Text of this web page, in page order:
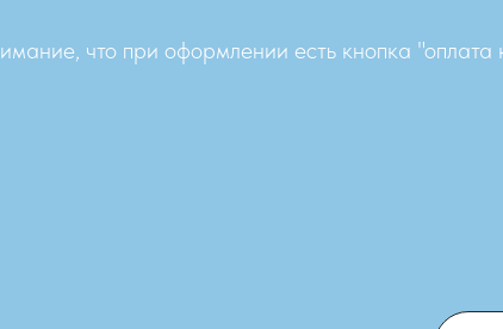
что при оформлении есть кнопка